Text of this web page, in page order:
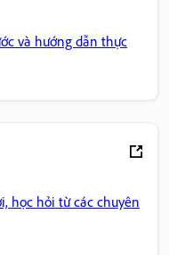
và hướng dẫn thực
học hỏi từ các chuyên